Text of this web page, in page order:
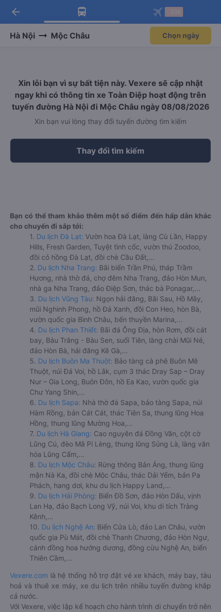
Tải app Vexere ngay!
Nhận ưu đãi thành viên độc
Mở app
Tải app Vexere
-30k/ghế khi đặt vé máy bay qua
Mở app
arrow_back
Hà Nội Mộc Châu Chọn ngày
Xin lỗi bạn vì sự bất tiện này. Vexere sẽ cập nhật
ngay khi có thông tin xe Toàn Điệp hoạt động trên
tuyến đường Hà Nội đi Mộc Châu ngày 08/08/2026
Xin bạn vui lòng thay đổi tuyến đường tìm kiếm
Thay đổi tìm kiếm
Bạn có thể tham khảo thêm một số điểm đến hấp dẫn khác
cho chuyến đi sắp tới:
1. Du lịch Đà Lạt: Vườn hoa Đà Lạt, làng Cù Lần, Happy
Hills, Fresh Garden, Tuyệt tình cốc, vườn thú Zoodoo,
đồi cỏ hồng Đà Lạt, đồi chè Cầu Đất,...
2. Du lịch Nha Trang: Bãi biển Trần Phú, tháp Trầm
Hương, nhà thờ đá, chợ đêm Nha Trang, đảo Hòn Mun,
nhà ga Nha Trang, đảo Điệp Sơn, thác bà Ponagar,...
3. Du lịch Vũng Tàu: Ngọn hải đăng, Bãi Sau, Hồ Mây,
mũi Nghinh Phong, hồ Đá Xanh, đồi Con Heo, hòn Bà,
vườn quốc gia Bình Châu, bến thuyền Marina,...
4. Du lịch Phan Thiết: Bãi đá Ông Địa, hòn Rơm, đồi cát
bay, Bàu Trắng - Bàu Sen, suối Tiên, làng chài Mũi Né,
đảo Hòn Bà, hải đăng Kê Gà,...
5. Du lịch Buôn Ma Thuột: Bảo tàng cà phê Buôn Mê
Thuột, núi Đá Voi, hồ Lắk, cụm 3 thác Dray Sap – Dray
Nur – Gia Long, Buôn Đôn, hồ Ea Kao, vườn quốc gia
Chư Yang Shin,...
6. Du lịch Sapa: Nhà thờ đá Sapa, bảo tàng Sapa, núi
Hàm Rồng, bản Cát Cát, thác Tiên Sa, thung lũng Hoa
Hồng, thung lũng Mường Hoa,...
7. Du lịch Hà Giang: Cao nguyên đá Đồng Văn, cột cờ
Lũng Cú, đèo Mã Pí Lèng, thung lũng Sủng Là, làng văn
hóa Lũng Cẩm,...
8. Du lịch Mộc Châu: Rừng thông Bản Áng, thung lũng
mận Nà Ka, đồi chè Mộc Châu, thác Dải Yếm, bản Pa
Phách, hang dơi, khu du lịch Happy Land,...
9. Du lịch Hải Phòng: Biển Đồ Sơn, đảo Hòn Dấu, vịnh
Lan Hạ, đảo Bạch Long Vỹ, núi Voi, khu di tích Tràng
Kênh,...
10. Du lịch Nghệ An: Biển Cửa Lò, đảo Lan Châu, vườn
quốc gia Pù Mát, đồi chè Thanh Chương, đảo Hòn Ngư,
cánh đồng hoa hướng dương, đồng cừu Nghệ An, biển
Thiên Cầm,...
Vexere.com là hệ thống hỗ trợ đặt vé xe khách, máy bay, tàu
hoả và thuê xe máy, xe du lịch trên nhiều tuyến đường khắp
cả nước.
Với Vexere, việc lập kế hoạch cho hành trình di chuyển trở nên